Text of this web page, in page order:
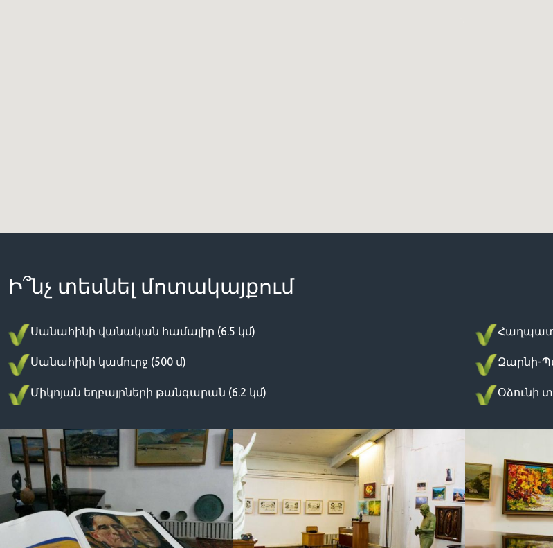
Ի՞նչ տեսնել մոտակայքում
Սանահինի վանական համալիր (6.5 կմ)
Սանահինի կամուրջ (500 մ)
Միկոյան եղբայրների թանգարան (6.2 կմ)
Զարնի-
Օձունի